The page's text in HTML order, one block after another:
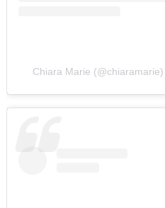
Chiara Marie